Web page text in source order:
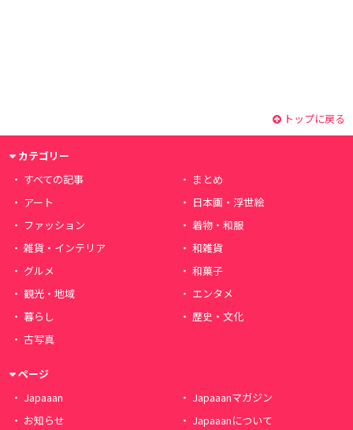
トップに戻る
カテゴリー
すべての記事
まとめ
アート
日本画・浮世絵
ファッション
着物・和服
雑貨・インテリア
和雑貨
グルメ
和菓子
観光・地域
エンタメ
暮らし
歴史・文化
古写真
ページ
Japaaan
Japaaanマガジン
お知らせ
Japaaanについて